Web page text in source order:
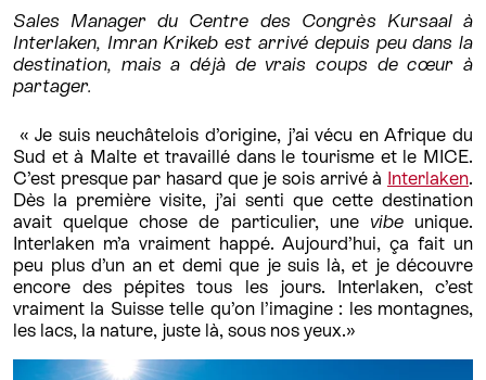
Sales Manager du Centre des Congrès Kursaal à
Interlaken, Imran Krikeb est arrivé depuis peu dans la
destination, mais a déjà de vrais coups de cœur à
partager.
« Je suis neuchâtelois d’origine, j’ai vécu en Afrique du
Sud et à Malte et travaillé dans le tourisme et le MICE.
C’est presque par hasard que je sois arrivé à Interlaken.
Dès la première visite, j’ai senti que cette destination
avait quelque chose de particulier, une vibeunique.
Interlaken m’a vraiment happé. Aujourd’hui, ça fait un
peu plus d’un an et demi que je suis là, et je découvre
encore des pépites tous les jours. Interlaken, c’est
vraiment la Suisse telle qu’on l’imagine : les montagnes,
les lacs, la nature, juste là, sous nos yeux.»